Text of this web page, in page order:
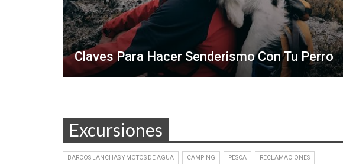
Claves Para Hacer Senderismo Con Tu Perro
Excursiones
BARCOS LANCHAS Y MOTOS DE AGUA CAMPING PESCA RECLAMACIONES